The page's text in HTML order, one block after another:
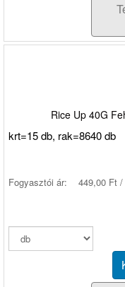
Rice Up 40G
krt=15 db, rak=8640 db
Fogyasztói ár: 449,00 Ft